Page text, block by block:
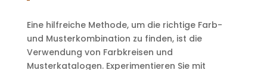
Eine hilfreiche Methode, um die richtige Farb-
und Musterkombination zu finden, ist die
Verwendung von Farbkreisen und
Musterkatalogen. Experimentieren Sie mit